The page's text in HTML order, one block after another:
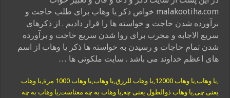
دعای افزایش رزق و روزی و ثروتمند شدن | متن دعا و اذکار مجرب
malakootiha.com خواص ذکر یا وهاب برای طلب حاجت و
برآورده شدن حاجت و خواسته ها را قرار دادیم . از ذکرهای
سریع الاجابه و مجرب برای روا شدن سریع حاجت و برآورده
شدن تمام حاجات و رسیدن به خواسته ها ذکر یا وهاب از اسم
های اعظم خداوند می باشد . سایت ملکوتی ها …
,یا وهاب,يا وهاب 12000,يا وهاب للرزق,يا وهاب,يا وهاب 1000 مرة,یا وهاب
یعنی چی,یا وهاب ذوالطول یعنی چه,یا وهاب به چه معناست,یا وهاب به چه